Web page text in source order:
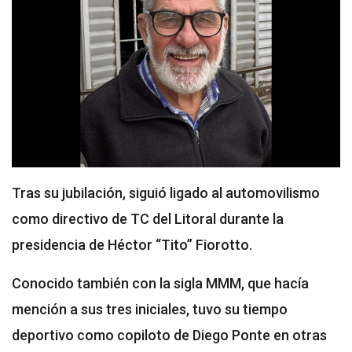
Tras su jubilación, siguió ligado al automovilismo
como directivo de TC del Litoral durante la
presidencia de Héctor “Tito” Fiorotto.
Conocido también con la sigla MMM, que hacía
mención a sus tres iniciales, tuvo su tiempo
deportivo como copiloto de Diego Ponte en otras